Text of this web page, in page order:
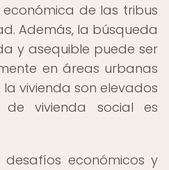
de las tribus
Además, la búsqueda
y asequible puede ser
en áreas urbanas
vivienda son elevados
vivienda social es
económicos y